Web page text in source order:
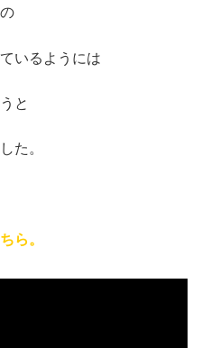
いるようには
と
た。
ら。